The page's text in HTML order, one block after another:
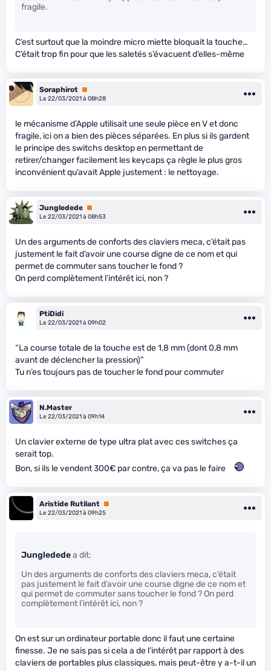
fragile.
C’est surtout que la moindre micro miette bloquait la touche…
C’était trop fin pour que les saletés s’évacuent d’elles-même
Soraphirot Premium
Le 22/03/2021 à 08h28
le mécanisme d’Apple utilisait une seule pièce en V et donc
fragile, ici on a bien des pièces séparées. En plus si ils gardent
le principe des switchs desktop en permettant de
retirer/changer facilement les keycaps ça règle le plus gros
inconvénient qu’avait Apple justement : le nettoyage.
Jungledede Premium
Le 22/03/2021 à 08h53
Un des arguments de conforts des claviers meca, c’était pas
justement le fait d’avoir une course digne de ce nom et qui
permet de commuter sans toucher le fond ?
On perd complètement l’intérêt ici, non ?
PtiDidi
Le 22/03/2021 à 09h02
“La course totale de la touche est de 1,8 mm (dont 0,8 mm
avant de déclencher la pression)”
Tu n’es toujours pas de toucher le fond pour commuter
N.Master
Le 22/03/2021 à 09h14
Un clavier externe de type ultra plat avec ces switches ça
serait top.
Bon, si ils le vendent 300€ par contre, ça va pas le faire
Aristide Rutilant Premium
Le 22/03/2021 à 09h25
Junglededea dit:
Un des arguments de conforts des claviers meca, c’était
pas justement le fait d’avoir une course digne de ce nom et
qui permet de commuter sans toucher le fond ? On perd
complètement l’intérêt ici, non ?
On est sur un ordinateur portable donc il faut une certaine
finesse. Je ne sais pas si cela a de l’intérêt par rapport à des
claviers de portables plus classiques, mais peut-être y a-t-il un